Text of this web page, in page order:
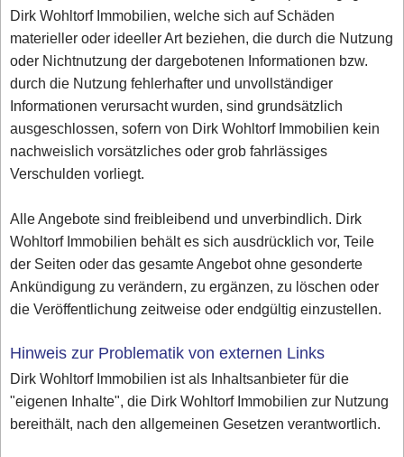
Dirk Wohltorf Immobilien, welche sich auf Schäden
materieller oder ideeller Art beziehen, die durch die Nutzung
oder Nichtnutzung der dargebotenen Informationen bzw.
durch die Nutzung fehlerhafter und unvollständiger
Informationen verursacht wurden, sind grundsätzlich
ausgeschlossen, sofern von Dirk Wohltorf Immobilien kein
nachweislich vorsätzliches oder grob fahrlässiges
Verschulden vorliegt.
Alle Angebote sind freibleibend und unverbindlich. Dirk
Wohltorf Immobilien behält es sich ausdrücklich vor, Teile
der Seiten oder das gesamte Angebot ohne gesonderte
Ankündigung zu verändern, zu ergänzen, zu löschen oder
die Veröffentlichung zeitweise oder endgültig einzustellen.
Hinweis zur Problematik von externen Links
Dirk Wohltorf Immobilien ist als Inhaltsanbieter für die
"eigenen Inhalte", die Dirk Wohltorf Immobilien zur Nutzung
bereithält, nach den allgemeinen Gesetzen verantwortlich.